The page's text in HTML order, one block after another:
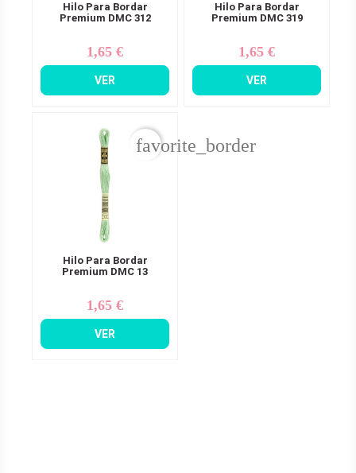
Hilo Para Bordar
Premium DMC 312
Precio
1,65 €
VER
Hilo Para Bordar
Premium DMC 319
Precio
1,65 €
VER
Hilo Para Bordar
Premium DMC 13
Precio
1,65 €
VER
favorite_border